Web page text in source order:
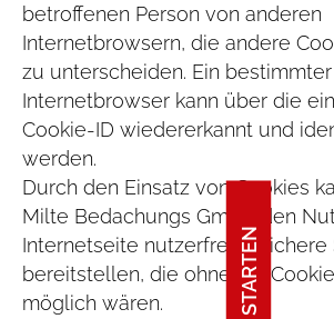
betroffenen Person von anderen
Internetbrowsern, die andere
zu unterscheiden. Ein bestimmter
Internetbrowser kann über die
Cookie-ID wiedererkannt und
werden.
Durch den Einsatz von Cookies
Milte Bedachungs GmbH den
Internetseite nutzerfreundlichere
bereitstellen, die ohne die
möglich wären.